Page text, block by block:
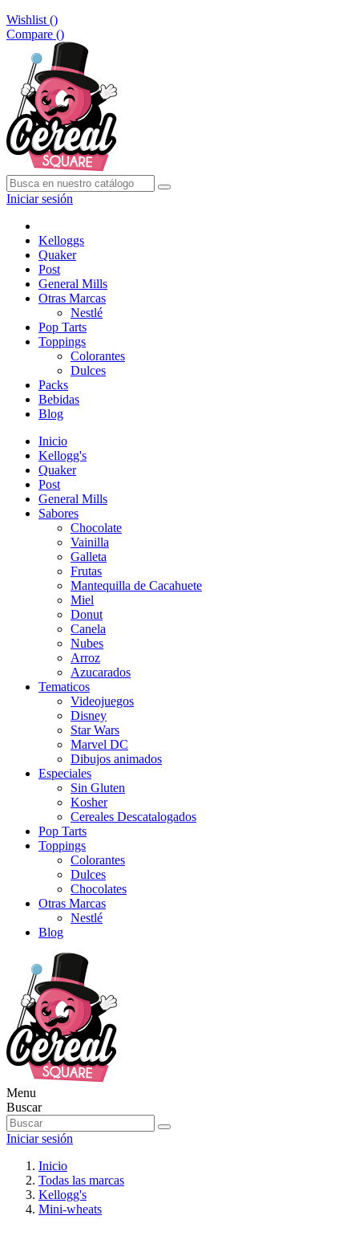
Wishlist ()
Compare ()
Iniciar sesión
Kelloggs
Quaker
Post
General Mills
Otras Marcas
Nestlé
Pop Tarts
Toppings
Colorantes
Dulces
Packs
Bebidas
Blog
Inicio
Kellogg's
Quaker
Post
General Mills
Sabores
Chocolate
Vainilla
Galleta
Frutas
Mantequilla de Cacahuete
Miel
Donut
Canela
Nubes
Arroz
Azucarados
Tematicos
Videojuegos
Disney
Star Wars
Marvel DC
Dibujos animados
Especiales
Sin Gluten
Kosher
Cereales Descatalogados
Pop Tarts
Toppings
Colorantes
Dulces
Chocolates
Otras Marcas
Nestlé
Blog
Menu
Buscar
Iniciar sesión
Inicio
Todas las marcas
Kellogg's
Mini-wheats